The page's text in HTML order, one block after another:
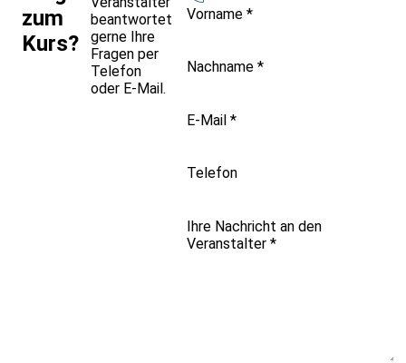
zum
Kurs?
beantwortet
gerne Ihre
Fragen per
Telefon
oder E-Mail.
Vorname *
Nachname *
E-Mail *
Telefon
Ihre Nachricht an den
Veranstalter *